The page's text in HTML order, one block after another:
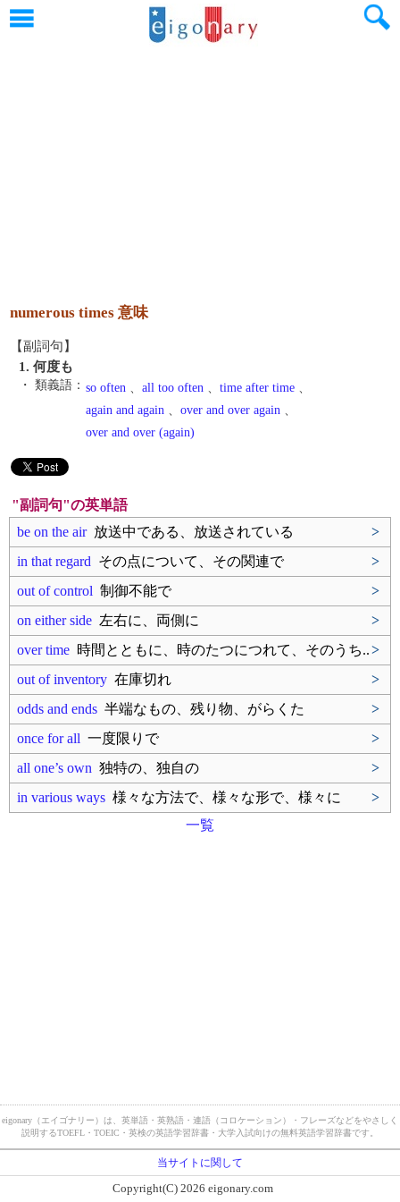
numerous times 意味
【副詞句】
1. 何度も
・ 類義語： so often 、 all too often 、 time after time 、
again and again 、 over and over again 、
over and over (again)
"副詞句"の英単語
be on the air放送中である、放送されている
>
in that regard その点について、その関連で
>
out of control 制御不能で
>
on either side 左右に、両側に
>
over time 時間とともに、時のたつにつれて、そのうち..>
out of inventory 在庫切れ
>
odds and ends 半端なもの、残り物、がらくた
>
once for all 一度限りで
>
all one’s own 独特の、独自の
>
in various ways 様々な方法で、様々な形で、様々に
>
一覧
eigonary（エイゴナリー）は、英単語・英熟語・連語（コロケーション）・フレーズなどをやさしく
説明するTOEFL・TOEIC・英検の英語学習辞書・大学入試向けの無料英語学習辞書です。
当サイトに関して
Copyright(C) 2026 eigonary.com